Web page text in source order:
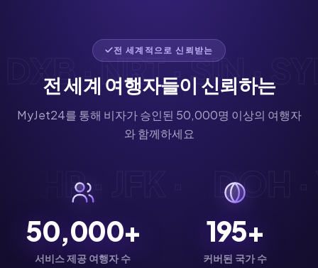
· NRT · SIN ·
LHR · JFK ·
전 세계적으로 신뢰받는
전 세계 여행자들이 신뢰하는
MyJet24를 통해 비자가 승인된 50,000명 이상의 여행자
와 함께하세요
50,000+
서비스 제공 여행자 수
195+
커버된 국가 수